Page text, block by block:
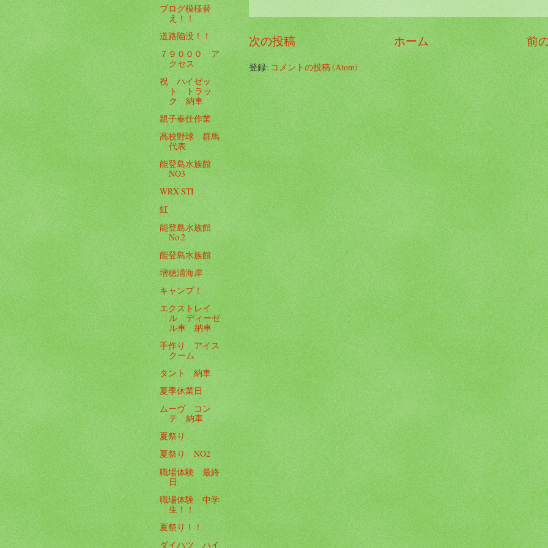
次の投稿 前
ホーム
登録:コメントの投稿 (Atom)
ブログ模様替
え！！
道路陥没！！
７９０００ ア
クセス
祝 ハイゼッ
ト トラッ
ク 納車
親子奉仕作業
高校野球 群馬
代表
能登島水族館
NO3
WRX STI
虹
能登島水族館
No.2
能登島水族館
増穂浦海岸
キャンプ！
エクストレイ
ル ディーゼ
ル車 納車
手作り アイス
クーム
タント 納車
夏季休業日
ムーヴ コン
テ 納車
夏祭り
夏祭り NO2
職場体験 最終
日
職場体験 中学
生！！
夏祭り！！
ダイハツ ハイ